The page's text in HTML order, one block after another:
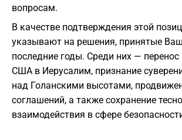
вопросам.
В качестве подтверждения этой
указывают на решения, принятые
последние годы. Среди них — перенос
США в Иерусалим, признание
над Голанскими высотами,
соглашений, а также сохранение
взаимодействия в сфере